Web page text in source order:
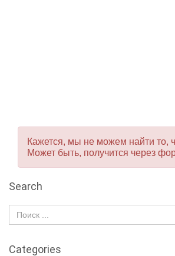
Кажется, мы не можем найти то,
Может быть, получится через
Search
Categories